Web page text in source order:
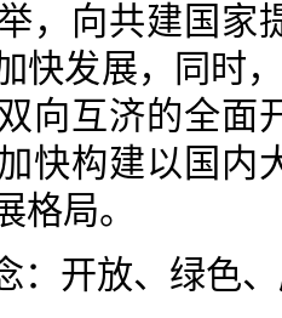
，向共建国家
快发展，同时
向互济的全面
快构建以国内
格局。
：开放、绿色